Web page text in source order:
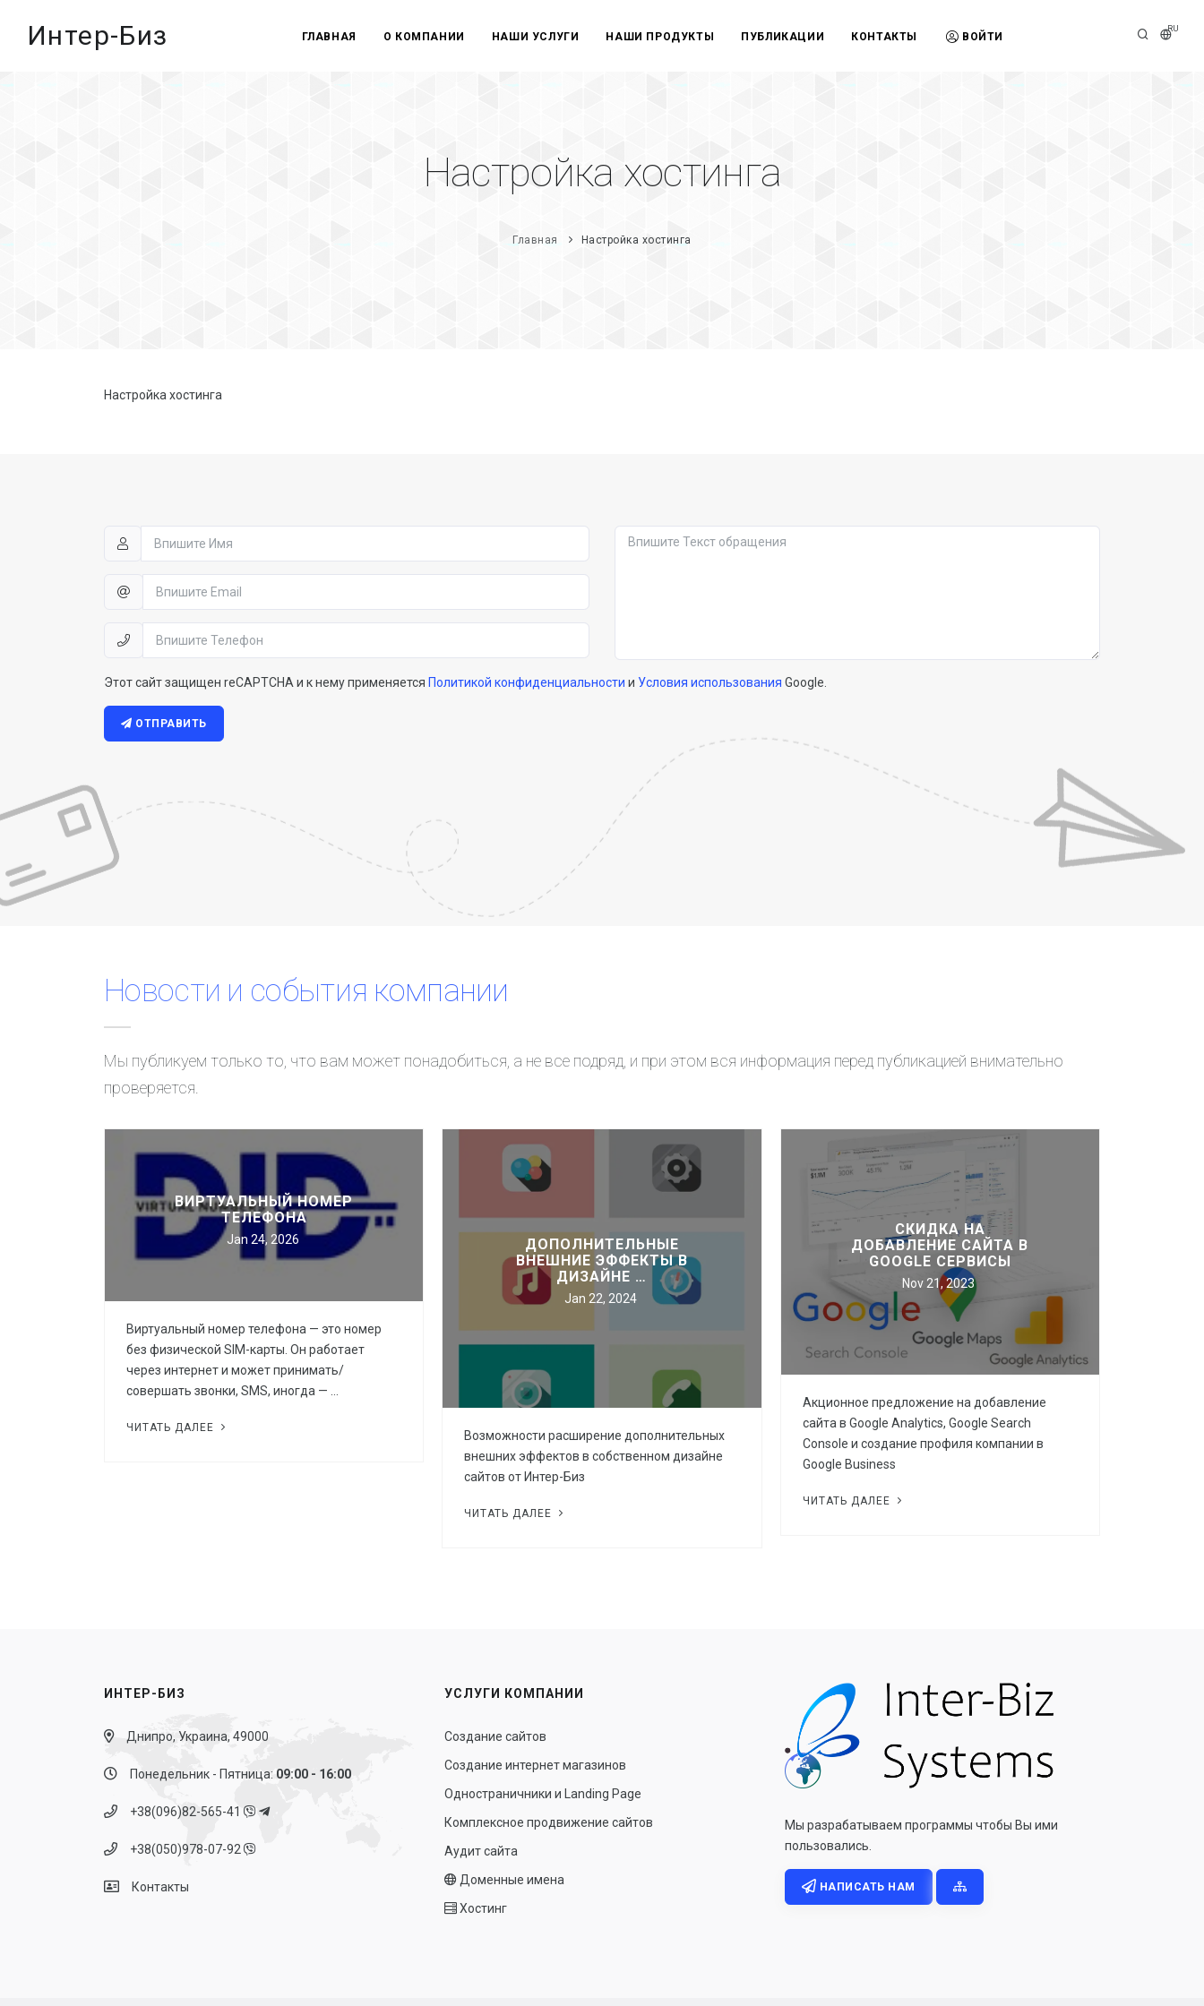
Интер-Биз
Новости
Дополнительные внешние эффекты в дизайне сайтов от
Новая услуга компании Интер-Биз - франшиза на авторские
Штрафы за отсутствие на сайте украинского языка согласно
Статьи
Виртуальный номер телефона
Агентские аккаунты фейсбук ✨ Кабинеты агента недорого
качественных по…
© Авторское право на сайт
Скидка на добавление сайта в Google сервисы
Скидка на SSL для сайта
Сайт в аренду или в лизинг по специальной цене
RU
ГЛАВНАЯ О КОМПАНИИ НАШИ УСЛУГИ НАШИ ПРОДУКТЫ ПУБЛИКАЦИИ КОНТАКТЫ ВОЙТИ
Настройка хостинга
Главная Настройка хостинга
Настройка хостинга
Этот сайт защищен reCAPTCHA и к нему применяется Политикой конфиденциальности и Условия использования Google.
ОТПРАВИТЬ
Новости и события компании
Мы публикуем только то, что вам может понадобиться, а не все подряд, и при этом вся информация перед публикацией внимательно
проверяется.
ВИРТУАЛЬНЫЙ НОМЕР
ТЕЛЕФОНА
Jan 24, 2026
Виртуальный номер телефона — это номер
без физической SIM-карты. Он работает
через интернет и может принимать/
совершать звонки, SMS, иногда — …
ЧИТАТЬ ДАЛЕЕ
ДОПОЛНИТЕЛЬНЫЕ
ВНЕШНИЕ ЭФФЕКТЫ В
ДИЗАЙНЕ …
Jan 22, 2024
Возможности расширение дополнительных
внешних эффектов в собственном дизайне
сайтов от Интер-Биз
ЧИТАТЬ ДАЛЕЕ
СКИДКА НА
ДОБАВЛЕНИЕ САЙТА В
GOOGLE СЕРВИСЫ
Nov 21, 2023
Акционное предложение на добавление
сайта в Google Analytics, Google Search
Console и создание профиля компании в
Google Business
ЧИТАТЬ ДАЛЕЕ
ИНТЕР-БИЗ
Днипро, Украина, 49000
Понедельник - Пятница: 09:00 - 16:00
+38(096)82-565-41
+38(050)978-07-92
Контакты
УСЛУГИ КОМПАНИИ
Создание сайтов
Создание интернет магазинов
Одностраничники и Landing Page
Комплексное продвижение сайтов
Аудит сайта
Доменные имена
Хостинг
Мы разрабатываем программы чтобы Вы ими
пользовались.
НАПИСАТЬ НАМ